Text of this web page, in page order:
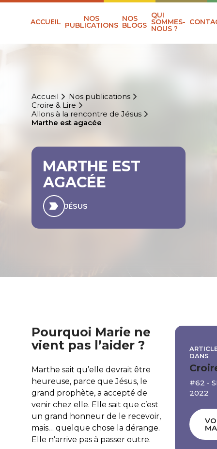
ACCUEIL NOS
PUBLICATIONS
NOS
BLOGS
QUI
SOMMES-
NOUS ?
Accueil
Nos publications
Croire & Lire
Allons à la rencontre de Jésus
Marthe est agacée
MARTHE EST
AGACÉE
JÉSUS
Pourquoi Marie ne
vient pas l’aider ?
Marthe sait qu’elle devrait être
heureuse, parce que Jésus, le
grand prophète, a accepté de
venir chez elle. Elle sait que c’est
un grand honneur de le recevoir,
mais… quelque chose la dérange.
Elle n’arrive pas à passer outre.
DANS
#62 -
2022